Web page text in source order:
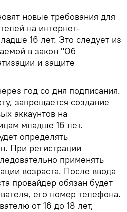
новые требования для
на интернет-
16 лет. Это следует из
в закон "Об
и защите
год со дня подписания.
запрещается создание
аккаунтов на
младше 16 лет.
определять
При регистрации
применять
возраста. После ввода
провайдер обязан будет
его номер телефона.
от 16 до 18 лет,